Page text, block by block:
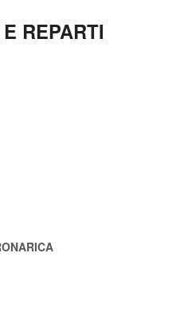
REPARTI